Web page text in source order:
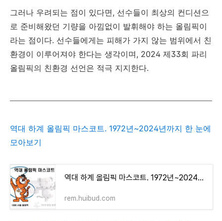
그러나 우려되는 점이 있다면, 선수들이 최상의 컨디션으
로 준비해왔던 기량을 아낌없이 발휘해야 하는 올림픽이
라는 점이다. 선수들에게는 피해가 가지 않는 범위에서 친
환경이 이루어져야 한다는 생각이며, 2024 제33회 파리
올림픽의 친환경 선언은 적극 지지한다.
역대 하계 올림픽 마스코트. 1972년~2024년까지 한 눈에
모아보기
역대 하계 올림픽 마스코트. 1972년~2024년까지 한 눈에 모아보기
rem.huibud.com